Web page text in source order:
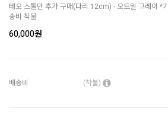
테오 스툴만 추가 구매(다리 12cm) - 오트밀 그레이 *
송비 착불
60,000원
배송비 (착불)